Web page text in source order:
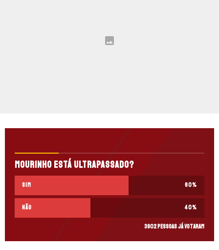
Mourinho está ultrapassado?
Sim 60%
Não 40%
3902 pessoas já votaram